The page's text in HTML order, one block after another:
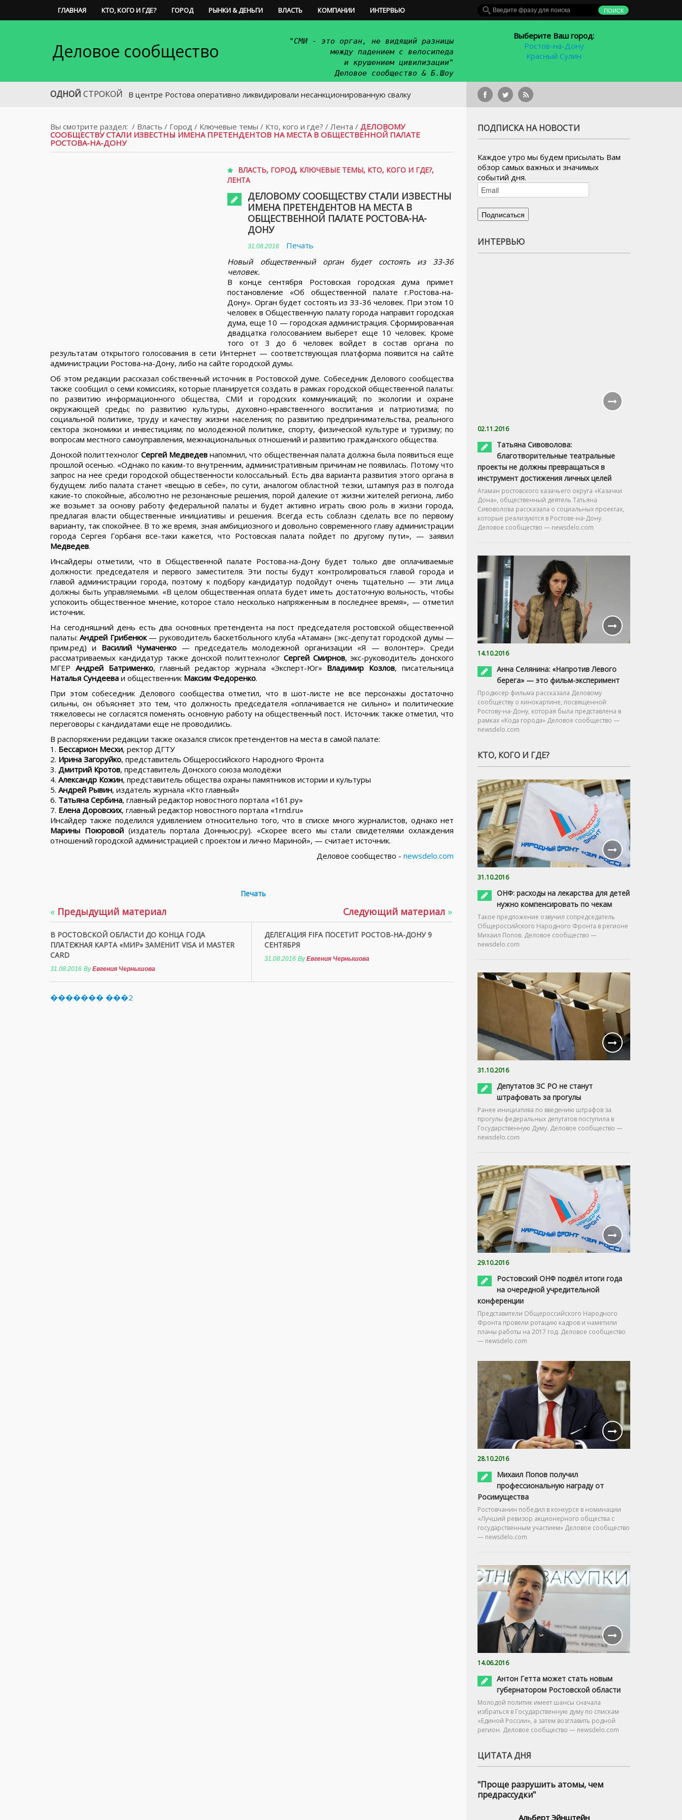
ГЛАВНАЯ КТО, КОГО И ГДЕ? ГОРОД РЫНКИ & ДЕНЬГИ ВЛАСТЬ КОМПАНИИ ИНТЕРВЬЮ
Деловое сообщество
"СМИ - это орган, не видящий разницы
между падением с велосипеда
и крушением цивилизации"
Деловое сообщество & Б.Шоу
Выберите Ваш город:
Ростов-на-Дону
Красный Сулин
ОДНОЙ СТРОКОЙ
В центре Ростова оперативно ликвидировали несанкционированную свалку
Вы смотрите раздел: / Власть / Город / Ключевые темы / Кто, кого и где? / Лента / ДЕЛОВОМУ
СООБЩЕСТВУ СТАЛИ ИЗВЕСТНЫ ИМЕНА ПРЕТЕНДЕНТОВ НА МЕСТА В ОБЩЕСТВЕННОЙ ПАЛАТЕ
РОСТОВА-НА-ДОНУ
ВЛАСТЬ, ГОРОД, КЛЮЧЕВЫЕ ТЕМЫ, КТО, КОГО И ГДЕ?,
ЛЕНТА
ДЕЛОВОМУ СООБЩЕСТВУ СТАЛИ ИЗВЕСТНЫ
ИМЕНА ПРЕТЕНДЕНТОВ НА МЕСТА В
ОБЩЕСТВЕННОЙ ПАЛАТЕ РОСТОВА-НА-
ДОНУ
31.08.2016
Печать
Новый общественный орган будет состоять из 33-36
человек.
В конце сентября Ростовская городская дума примет
постановление «Об общественной палате г.Ростова-на-
Дону». Орган будет состоять из 33-36 человек. При этом 10
человек в Общественную палату города направит городская
дума, еще 10 — городская администрация. Сформированная
двадцатка голосованием выберет еще 10 человек. Кроме
того от 3 до 6 человек войдет в состав органа по
результатам открытого голосования в сети Интернет — соответствующая платформа появится на сайте
администрации Ростова-на-Дону, либо на сайте городской думы.
Об этом редакции рассказал собственный источник в Ростовской думе. Собеседник Делового сообщества
также сообщил о семи комиссиях, которые планируется создать в рамках городской общественной палаты:
по развитию информационного общества, СМИ и городских коммуникаций; по экологии и охране
окружающей среды; по развитию культуры, духовно-нравственного воспитания и патриотизма; по
социальной политике, труду и качеству жизни населения; по развитию предпринимательства, реального
сектора экономики и инвестициям; по молодежной политике, спорту, физической культуре и туризму; по
вопросам местного самоуправления, межнациональных отношений и развитию гражданского общества.
Донской политтехнолог Сергей Медведевнапомнил, что общественная палата должна была появиться еще
прошлой осенью. «Однако по каким-то внутренним, административным причинам не появилась. Потому что
запрос на нее среди городской общественности колоссальный. Есть два варианта развития этого органа в
будущем: либо палата станет «вещью в себе», по сути, аналогом областной тезки, штампуя раз в полгода
какие-то спокойные, абсолютно не резонансные решения, порой далекие от жизни жителей региона, либо
же возьмет за основу работу федеральной палаты и будет активно играть свою роль в жизни города,
предлагая власти общественные инициативы и решения. Всегда есть соблазн сделать все по первому
варианту, так спокойнее. В то же время, зная амбициозного и довольно современного главу администрации
города Сергея Горбаня все-таки кажется, что Ростовская палата пойдет по другому пути», — заявил
Медведев.
Инсайдеры отметили, что в Общественной палате Ростова-на-Дону будет только две оплачиваемые
должности: председателя и первого заместителя. Эти посты будут контролироваться главой города и
главой администрации города, поэтому к подбору кандидатур подойдут очень тщательно — эти лица
должны быть управляемыми. «В целом общественная оплата будет иметь достаточную вольность, чтобы
успокоить общественное мнение, которое стало несколько напряженным в последнее время», — отметил
источник.
На сегодняшний день есть два основных претендента на пост председателя ростовской общественной
палаты:Андрей Грибенюк— руководитель баскетбольного клуба «Атаман» (экс-депутат городской думы —
прим.ред) и Василий Чумаченко— председатель молодежной организации «Я — волонтер». Среди
рассматриваемых кандидатур также донской политтехнолог Сергей Смирнов, экс-руководитель донского
МГЕР Андрей Батрименко, главный редактор журнала «Эксперт-Юг» Владимир Козлов, писательница
Наталья Сундеева и общественник Максим Федоренко.
При этом собеседник Делового сообщества отметил, что в шот-листе не все персонажы достаточно
сильны, он объясняет это тем, что должность председателя «оплачивается не сильно» и политические
тяжеловесы не согласятся поменять основную работу на общественный пост. Источник также отметил, что
переговоры с кандидатами еще не проводились.
В распоряжении редакции также оказался список претендентов на места в самой палате:
1. Бессарион Месхи, ректор ДГТУ
2. Ирина Загоруйко, представитель Общероссийского Народного Фронта
3. Дмитрий Кротов, представитель Донского союза молодёжи
4. Александр Кожин, представитель общества охраны памятников истории и культуры
5. Андрей Рывин, издатель журнала «Кто главный»
6. Татьяна Сербина, главный редактор новостного портала «161.ру»
7. Елена Доровских, главный редактор новостного портала «1rnd.ru»
Инсайдер также поделился удивлением относительно того, что в списке много журналистов, однако нет
Марины Поюровой(издатель портала Донньюс.ру). «Скорее всего мы стали свидетелями охлаждения
отношений городской администрацией с проектом и лично Мариной», — считает источник.
Деловое сообщество - newsdelo.com
Печать
« Предыдущий материал
В РОСТОВСКОЙ ОБЛАСТИ ДО КОНЦА ГОДА
ПЛАТЕЖНАЯ КАРТА «МИР» ЗАМЕНИТ VISA И MASTER
CARD
31.08.2016 ByЕвгения Чернышова
Следующий материал »
ДЕЛЕГАЦИЯ FIFA ПОСЕТИТ РОСТОВ-НА-ДОНУ 9
СЕНТЯБРЯ
31.08.2016 ByЕвгения Чернышова
������� ���2
ПОДПИСКА НА НОВОСТИ
Каждое утро мы будем присылать Вам
обзор самых важных и значимых
событий дня.
ИНТЕРВЬЮ
02.11.2016
Татьяна Сивоволова:
благотворительные театральные
проекты не должны превращаться в
инструмент достижения личных целей
Атаман ростовского казачьего округа «Казачки
Дона», общественный деятель Татьяна
Сивоволова рассказала о социальных проектах,
которые реализуются в Ростове-на-Дону.
Деловое сообщество — newsdelo.com
14.10.2016
Анна Селянина: «Напротив Левого
берега» — это фильм-эксперимент
Продюсер фильма рассказала Деловому
сообществу о кинокартине, посвященной
Ростову-на-Дону, которая была представлена в
рамках «Кода города» Деловое сообщество —
newsdelo.com
КТО, КОГО И ГДЕ?
31.10.2016
ОНФ: расходы на лекарства для детей
нужно компенсировать по чекам
Такое предложение озвучил сопредседатель
Общероссийского Народного Фронта в регионе
Михаил Попов. Деловое сообщество —
newsdelo.com
31.10.2016
Депутатов ЗС РО не станут
штрафовать за прогулы
Ранее инициатива по введению штрафов за
прогулы федеральных депутатов поступила в
Государственную Думу. Деловое сообщество —
newsdelo.com
29.10.2016
Ростовский ОНФ подвёл итоги года
на очередной учредительной
конференции
Представители Общероссийского Народного
Фронта провели ротацию кадров и наметили
планы работы на 2017 год. Деловое сообщество
— newsdelo.com
28.10.2016
Михаил Попов получил
профессиональную награду от
Росимущества
Ростовчанин победил в конкурсе в номинации
«Лучший ревизор акционерного общества с
государственным участием» Деловое сообщество
— newsdelo.com
14.06.2016
Антон Гетта может стать новым
губернатором Ростовской области
Молодой политик имеет шансы сначала
избраться в Государственную думу по спискам
«Единой России», а затем возглавить родной
регион. Деловое сообщество — newsdelo.com
ЦИТАТА ДНЯ
"Проще разрушить атомы, чем
предрассудки"
Альберт Эйнштейн